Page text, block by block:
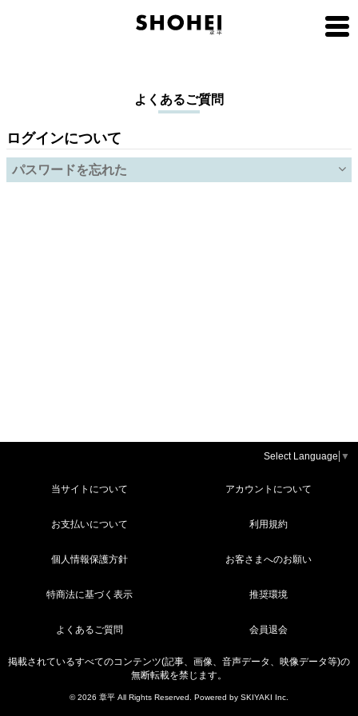
よくあるご質問
ログインについて
パスワードを忘れた
Select Language ▼
当サイトについて アカウントについて
お支払いについて 利用規約
個人情報保護方針 お客さまへのお願い
特商法に基づく表示 推奨環境
よくあるご質問 会員退会
掲載されているすべてのコンテンツ(記事、画像、音声データ、映像データ等)の
無断転載を禁じます。
© 2026 章平 All Rights Reserved. Powered by SKIYAKI Inc.